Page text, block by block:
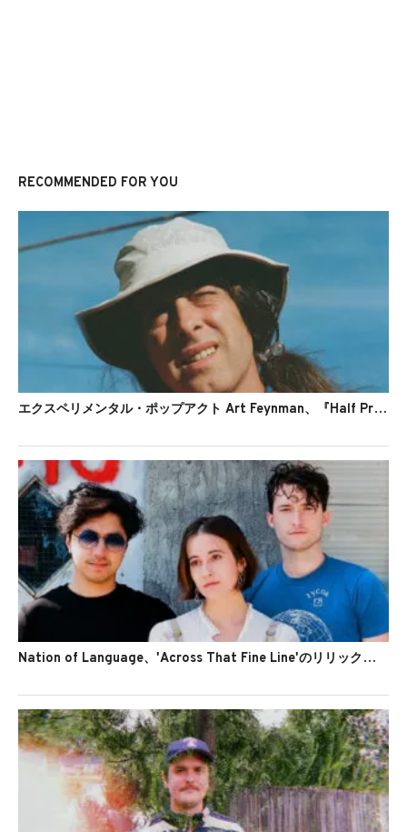
RECOMMENDED FOR YOU
エクスペリメンタル・ポップアクト Art Feynman、『Half Price at 3:30』をリリース
Nation of Language、'Across That Fine Line'のリリックビデオを公開